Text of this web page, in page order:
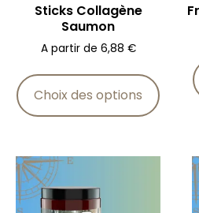
Sticks Collagène
Saumon
A partir de 6,88 €
Choix des options